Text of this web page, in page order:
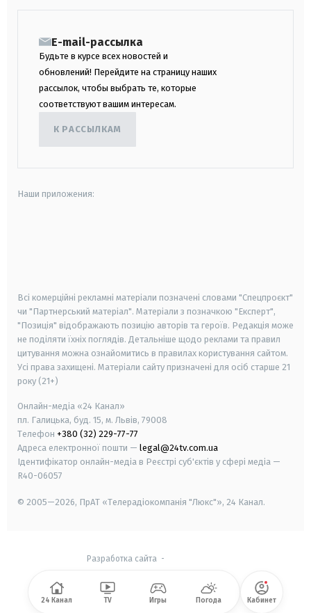
E-mail-рассылка
Будьте в курсе всех новостей и
обновлений! Перейдите на страницу наших
рассылок, чтобы выбрать те, которые
соответствуют вашим интересам.
К РАССЫЛКАМ
Наши приложения:
Всі комерційні рекламні матеріали позначені словами "Спецпроєкт"
чи "Партнерський матеріал". Матеріали з позначкою "Експерт",
"Позиція" відображають позицію авторів та героїв. Редакція може
не поділяти їхніх поглядів. Детальніше щодо реклами та правил
цитування можна ознайомитись в правилах користування сайтом.
Усі права захищені. Матеріали сайту призначені для осіб старше 21
року (21+)
Онлайн-медіа «24 Канал»
пл. Галицька, буд. 15, м. Львів, 79008
Телефон +380 (32) 229-77-77
Адреса електронної пошти — legal@24tv.com.ua
Ідентифікатор онлайн-медіа в Реєстрі суб'єктів у сфері медіа —
R40-06057
© 2005—2026, ПрАТ «Телерадіокомпанія "Люкс"», 24 Канал.
Разработка сайта -
24 Канал TV Игры Погода Кабинет